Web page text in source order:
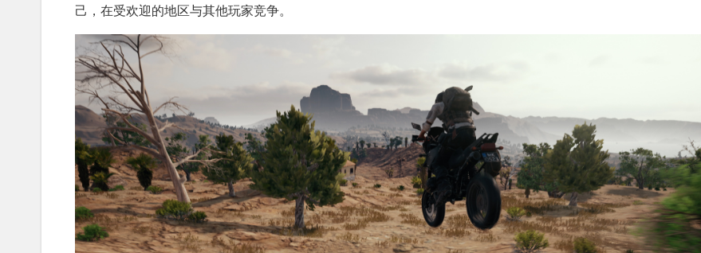
己，在受欢迎的地区与其他玩家竞争。